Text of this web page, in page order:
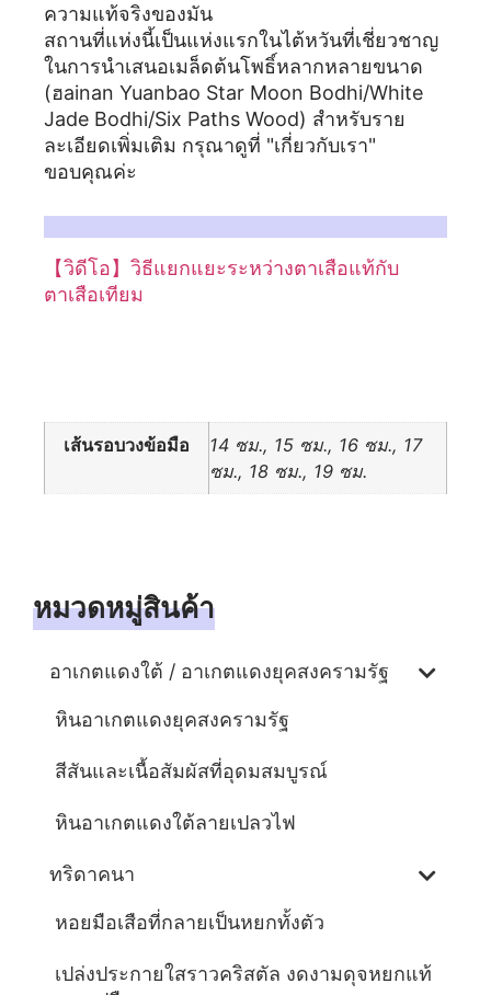
หมวดหมู่สินค้า
อาเกตแดงใต้ / อาเกตแดงยุคสงครามรัฐ
หินอาเกตแดงยุคสงครามรัฐ
สีสันและเนื้อสัมผัสที่อุดมสมบูรณ์
หินอาเกตแดงใต้ลายเปลวไฟ
ทริดาคนา
หอยมือเสือที่กลายเป็นหยกทั้งตัว
เปล่งประกายใสราวคริสตัล งดงามดุจหยกแท้
ความแท้จริงของมัน
สถานที่แห่งนี้เป็นแห่งแรกในไต้หวันที่เชี่ยวชาญ
ในการนำเสนอเมล็ดต้นโพธิ์หลากหลายขนาด
(ฮainan Yuanbao Star Moon Bodhi/White
Jade Bodhi/Six Paths Wood) สำหรับราย
ละเอียดเพิ่มเติม กรุณาดูที่ "เกี่ยวกับเรา"
ขอบคุณค่ะ
【วิดีโอ】วิธีแยกแยะระหว่างตาเสือแท้กับ
ตาเสือเทียม
เส้นรอบวงข้อมือ
14 ซม., 15 ซม., 16 ซม., 17
ซม., 18 ซม., 19 ซม.